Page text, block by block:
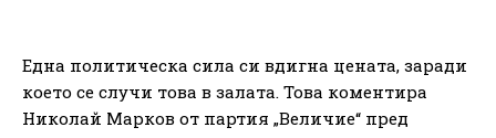
Една политическа сила си вдигна цената, заради
което се случи това в залата. Това коментира
Николай Марков от партия „Величие“ пред